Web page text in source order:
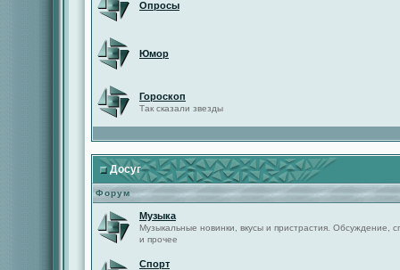
Опросы
Юмор
Гороскоп
Так сказали звезды
Досуг
Форум
Музыка
Музыкальные новинки, вкусы и пристрастия. Обсуждение,
и прочее
Спорт